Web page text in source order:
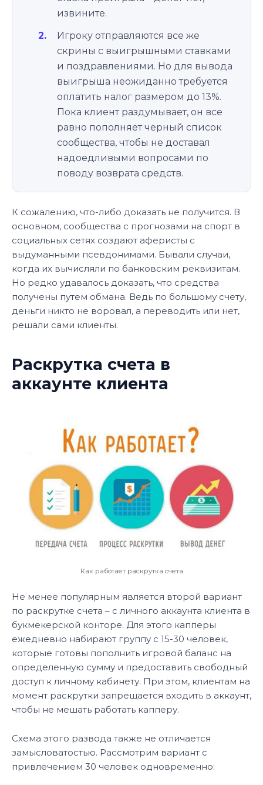
извините.
Игроку отправляются все же
скрины с выигрышными ставками
и поздравлениями. Но для вывода
выигрыша неожиданно требуется
оплатить налог размером до 13%.
Пока клиент раздумывает, он все
равно пополняет черный список
сообщества, чтобы не доставал
надоедливыми вопросами по
поводу возврата средств.
К сожалению, что-либо доказать не получится. В
основном, сообщества с прогнозами на спорт в
социальных сетях создают аферисты с
выдуманными псевдонимами. Бывали случаи,
когда их вычисляли по банковским реквизитам.
Но редко удавалось доказать, что средства
получены путем обмана. Ведь по большому счету,
деньги никто не воровал, а переводить или нет,
решали сами клиенты.
Раскрутка счета в
аккаунте клиента
Как работает раскрутка счета
Не менее популярным является второй вариант
по раскрутке счета – с личного аккаунта клиента в
букмекерской конторе. Для этого капперы
ежедневно набирают группу с 15-30 человек,
которые готовы пополнить игровой баланс на
определенную сумму и предоставить свободный
доступ к личному кабинету. При этом, клиентам на
момент раскрутки запрещается входить в аккаунт,
чтобы не мешать работать капперу.
Схема этого развода также не отличается
замысловатостью. Рассмотрим вариант с
привлечением 30 человек одновременно: